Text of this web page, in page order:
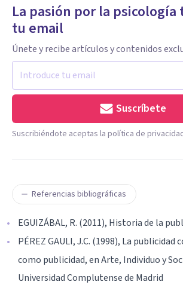
La pasión por la psicología
tu email
Únete y recibe artículos y contenidos
Suscríbete
Suscribiéndote aceptas la política de
Referencias bibliográficas
EGUIZÁBAL, R. (2011), Historia de la
PÉREZ GAULI, J.C. (1998), La
como publicidad, en Arte, Individuo y
Universidad Complutense de Madrid